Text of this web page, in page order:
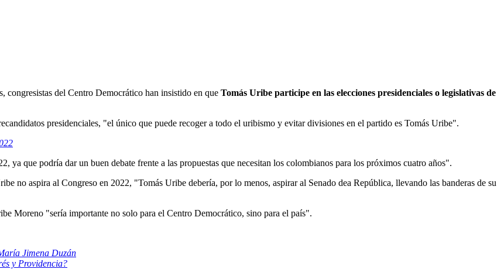
congresistas del Centro Democrático han insistido en que Tomás Uribe participe en las elecciones presidenciales o legislativas de
presidenciales, "el único que puede recoger a todo el uribismo y evitar divisiones en el partido es Tomás Uribe".
ya que podría dar un buen debate frente a las propuestas que necesitan los colombianos para los próximos cuatro años".
no aspira al Congreso en 2022, "Tomás Uribe debería, por lo menos, aspirar al Senado dea República, llevando las banderas de su
Moreno "sería importante no solo para el Centro Democrático, sino para el país".
Jimena Duzán
y Providencia?